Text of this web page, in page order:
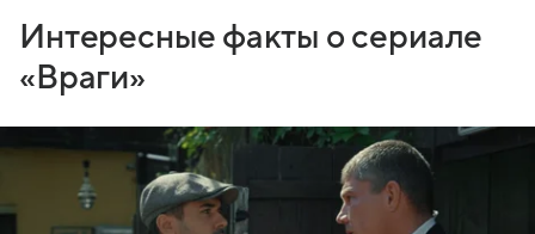
Интересные факты о сериале
«Враги»